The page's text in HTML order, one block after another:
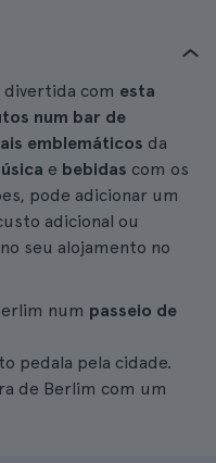
com esta
num bar de
emblemáticos da
e bebidas com os
pode adicionar um
adicional ou
no seu alojamento no
num passeio de
pedala pela cidade.
de Berlim com um